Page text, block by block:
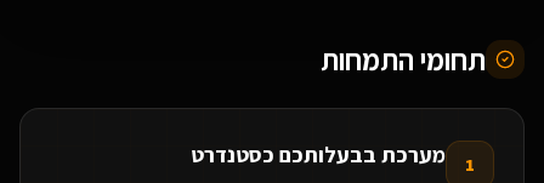
תחומי התמחות
1 מערכת בבעלותכם כסטנדרט